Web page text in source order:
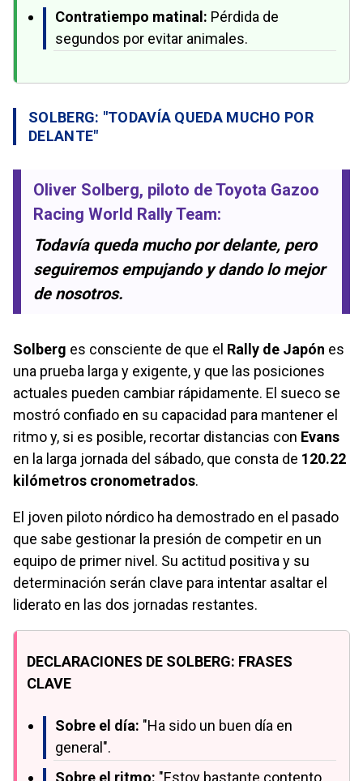
Contratiempo matinal: Pérdida de
segundos por evitar animales.
SOLBERG: "TODAVÍA QUEDA MUCHO POR
DELANTE"
Oliver Solberg, piloto deToyota Gazoo
Racing World Rally Team:
Todavía queda mucho por delante, pero
seguiremos empujando y dando lo mejor
de nosotros.
Solberg es consciente de que el Rally de Japón es
una prueba larga y exigente, y que las posiciones
actuales pueden cambiar rápidamente. El sueco se
mostró confiado en su capacidad para mantener el
ritmo y, si es posible, recortar distancias con Evans
en la larga jornada del sábado, que consta de 120.22
kilómetros cronometrados.
El joven piloto nórdico ha demostrado en el pasado
que sabe gestionar la presión de competir en un
equipo de primer nivel. Su actitud positiva y su
determinación serán clave para intentar asaltar el
liderato en las dos jornadas restantes.
DECLARACIONES DE SOLBERG: FRASES
CLAVE
Sobre el día: "Ha sido un buen día en
general".
Sobre el ritmo: "Estoy bastante contento